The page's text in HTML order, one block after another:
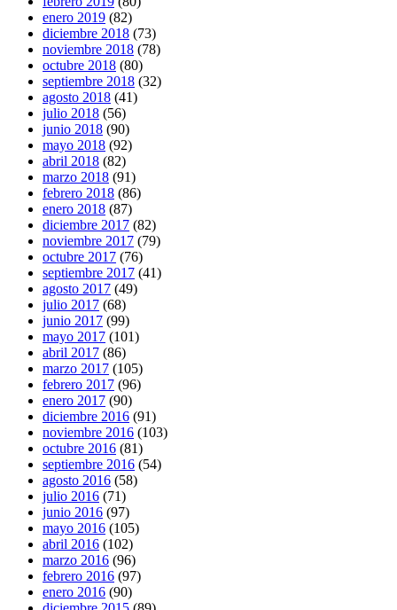
enero 2019 (82)
diciembre 2018 (73)
noviembre 2018 (78)
octubre 2018 (80)
septiembre 2018 (32)
agosto 2018 (41)
julio 2018 (56)
junio 2018 (90)
mayo 2018 (92)
abril 2018 (82)
marzo 2018 (91)
febrero 2018 (86)
enero 2018 (87)
diciembre 2017 (82)
noviembre 2017 (79)
octubre 2017 (76)
septiembre 2017 (41)
agosto 2017 (49)
julio 2017 (68)
junio 2017 (99)
mayo 2017 (101)
abril 2017 (86)
marzo 2017 (105)
febrero 2017 (96)
enero 2017 (90)
diciembre 2016 (91)
noviembre 2016 (103)
octubre 2016 (81)
septiembre 2016 (54)
agosto 2016 (58)
julio 2016 (71)
junio 2016 (97)
mayo 2016 (105)
abril 2016 (102)
marzo 2016 (96)
febrero 2016 (97)
enero 2016 (90)